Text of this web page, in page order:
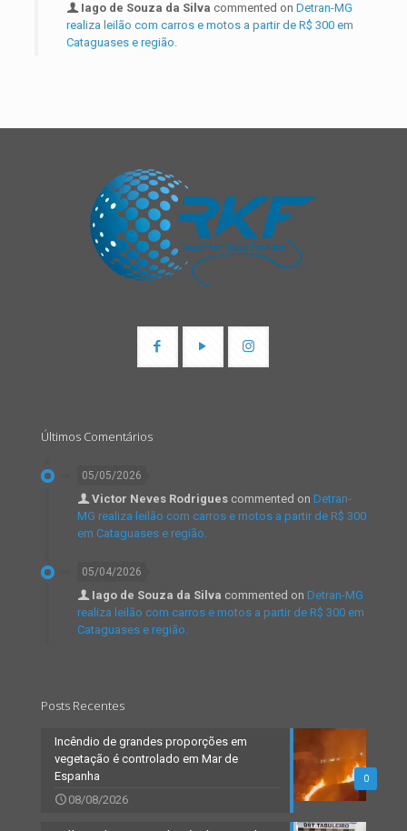
Iago de Souza da Silva commented on Detran-MG
realiza leilão com carros e motos a partir de R$ 300 em
Cataguases e região.
Últimos Comentários
05/05/2026
Victor Neves Rodrigues commented on Detran-
MG realiza leilão com carros e motos a partir de R$ 300
em Cataguases e região.
05/04/2026
Iago de Souza da Silva commented on Detran-MG
realiza leilão com carros e motos a partir de R$ 300 em
Cataguases e região.
Posts Recentes
0
Incêndio de grandes proporções em
vegetação é controlado em Mar de
Espanha
08/08/2026